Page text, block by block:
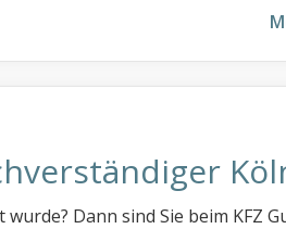
Dann sind Sie beim KFZ